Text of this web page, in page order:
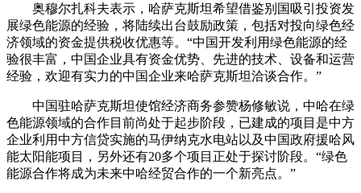
奥穆尔扎科夫表示，哈萨克斯坦希望借鉴别国吸引投资发
展绿色能源的经验，将陆续出台鼓励政策，包括对投向绿色经
济领域的资金提供税收优惠等。“中国开发利用绿色能源的经
验很丰富，中国企业具有资金优势、先进的技术、设备和运营
经验，欢迎有实力的中国企业来哈萨克斯坦洽谈合作。”
中国驻哈萨克斯坦使馆经济商务参赞杨修敏说，中哈在绿
色能源领域的合作目前尚处于起步阶段，已建成的项目是中方
企业利用中方信贷实施的马伊纳克水电站以及中国政府援哈风
能太阳能项目，另外还有20多个项目正处于探讨阶段。“绿色
能源合作将成为未来中哈经贸合作的一个新亮点。”